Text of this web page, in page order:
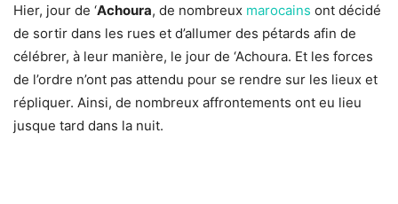
Hier, jour de ‘Achoura, de nombreux marocains ont décidé
de sortir dans les rues et d’allumer des pétards afin de
célébrer, à leur manière, le jour de ‘Achoura. Et les forces
de l’ordre n’ont pas attendu pour se rendre sur les lieux et
répliquer. Ainsi, de nombreux affrontements ont eu lieu
jusque tard dans la nuit.